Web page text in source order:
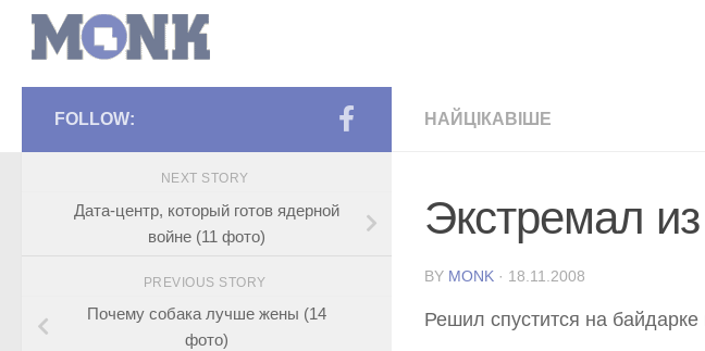
НАЙЦІКАВІШЕ
Экстремал
BY MONK · 18.11.2008
Решил спустится на байдарке
FOLLOW:
NEXT STORY
Дата-центр, который готов ядерной
войне (11 фото)
PREVIOUS STORY
Почему собака лучше жены (14
фото)